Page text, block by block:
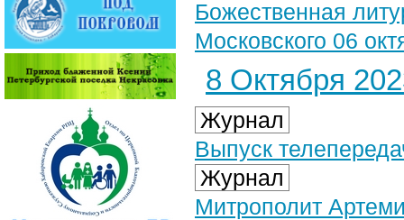
Божественная
Московского 06
8 Октября
Журнал
Выпуск
Журнал
Митрополит